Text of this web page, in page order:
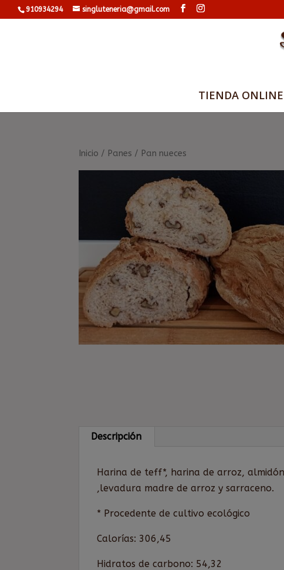
910934294 singluteneria@gmail.com
TIENDA ONLINE
Inicio / Panes / Pan nueces
Descripción
Harina de teff*, harina de arroz, almidón
,levadura madre de arroz y sarraceno.
* Procedente de cultivo ecológico
Calorías: 306,45
Hidratos de carbono: 54,32